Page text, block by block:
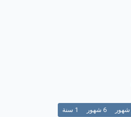
6 شهور 1 سنة